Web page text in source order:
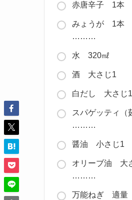
赤唐辛子 1本
みょうが 1本
………
水 320㎖
酒 大さじ1
白だし 大さじ1
スパゲッティ（
………
醤油 小さじ1
オリーブ油 大
………
万能ねぎ 適量